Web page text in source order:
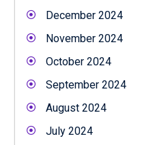
December 2024
November 2024
October 2024
September 2024
August 2024
July 2024